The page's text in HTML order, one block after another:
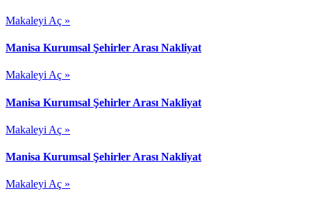
Makaleyi Aç »
Manisa Kurumsal Şehirler Arası Nakliyat
Makaleyi Aç »
Manisa Kurumsal Şehirler Arası Nakliyat
Makaleyi Aç »
Manisa Kurumsal Şehirler Arası Nakliyat
Makaleyi Aç »